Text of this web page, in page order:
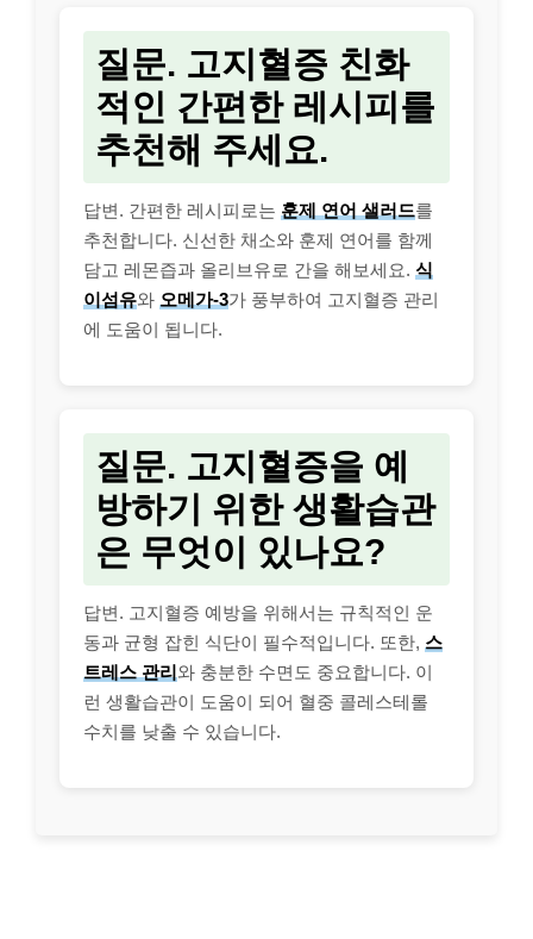
질문. 고지혈증 친화
적인 간편한 레시피를
추천해 주세요.
답변. 간편한 레시피로는 훈제 연어 샐러드를
추천합니다. 신선한 채소와 훈제 연어를 함께
담고 레몬즙과 올리브유로 간을 해보세요. 식
이섬유와 오메가-3가 풍부하여 고지혈증 관리
에 도움이 됩니다.
질문. 고지혈증을 예
방하기 위한 생활습관
은 무엇이 있나요?
답변. 고지혈증 예방을 위해서는 규칙적인 운
동과 균형 잡힌 식단이 필수적입니다. 또한, 스
트레스 관리와 충분한 수면도 중요합니다. 이
런 생활습관이 도움이 되어 혈중 콜레스테롤
수치를 낮출 수 있습니다.